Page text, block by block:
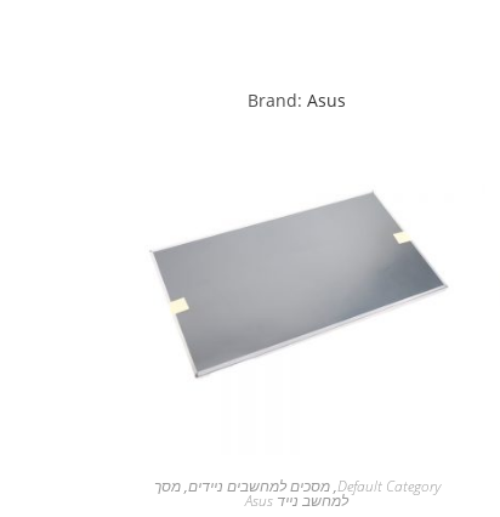
Brand: Asus
Default Category
,מסכים למחשבים ניידים,מסך
למחשב נייד Asus